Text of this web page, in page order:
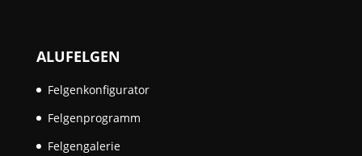
ALUFELGEN
Felgenkonfigurator
Felgenprogramm
Felgengalerie